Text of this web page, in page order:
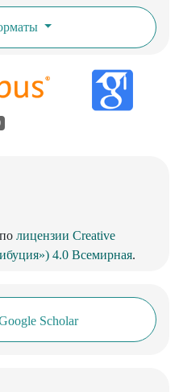
лицензии Creative
4.0 Всемирная.
Scholar